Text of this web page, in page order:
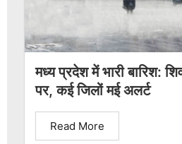
मध्य प्रदेश में भारी बारिश:
पर, कई जिलों मई अलर्ट
Read More